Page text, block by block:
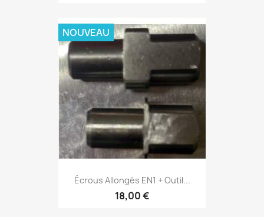
Écrous Allongés EN1 + Outil...
18,00 €
NOUVEAU